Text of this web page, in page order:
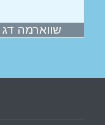
שווארמה דג